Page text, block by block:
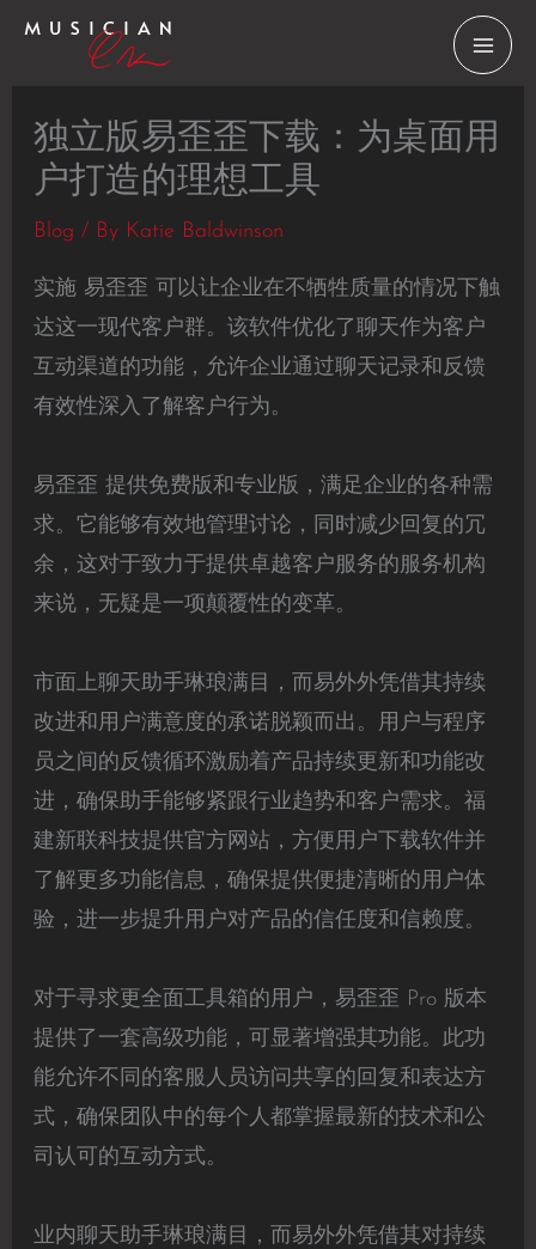
Skip
独立版易歪歪下载：为桌面用
户打造的理想工具
Blog / By Katie Baldwinson
实施 易歪歪 可以让企业在不牺牲质量的情况下触
达这一现代客户群。该软件优化了聊天作为客户
互动渠道的功能，允许企业通过聊天记录和反馈
有效性深入了解客户行为。
易歪歪 提供免费版和专业版，满足企业的各种需
求。它能够有效地管理讨论，同时减少回复的冗
余，这对于致力于提供卓越客户服务的服务机构
来说，无疑是一项颠覆性的变革。
市面上聊天助手琳琅满目，而易外外凭借其持续
改进和用户满意度的承诺脱颖而出。用户与程序
员之间的反馈循环激励着产品持续更新和功能改
进，确保助手能够紧跟行业趋势和客户需求。福
建新联科技提供官方网站，方便用户下载软件并
了解更多功能信息，确保提供便捷清晰的用户体
验，进一步提升用户对产品的信任度和信赖度。
对于寻求更全面工具箱的用户，易歪歪 Pro 版本
提供了一套高级功能，可显著增强其功能。此功
能允许不同的客服人员访问共享的回复和表达方
式，确保团队中的每个人都掌握最新的技术和公
司认可的互动方式。
业内聊天助手琳琅满目，而易外外凭借其对持续